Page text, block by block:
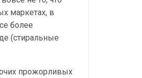
маркетах, в
более
(стиральные
прожорливых